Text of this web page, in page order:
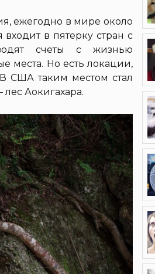
ежегодно в мире около
в пятерку стран с
счеты с жизнью
места. Но есть локации,
США таким местом стал
Аокигахара.